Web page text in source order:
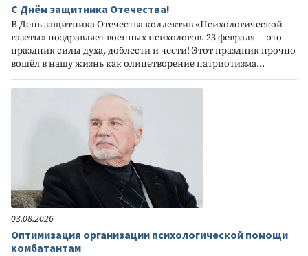
С Днём защитника Отечества!
В День защитника Отечества коллектив «Психологической
газеты» поздравляет военных психологов. 23 февраля — это
праздник силы духа, доблести и чести! Этот праздник прочно
вошёл в нашу жизнь как олицетворение патриотизма...
03.08.2026
Оптимизация организации психологической помощи
комбатантам